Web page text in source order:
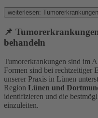
weiterlesen: Tumorerkrankungen
📌
behandeln
Tumorerkrankungen sind im
Formen sind bei rechtzeitiger
unserer Praxis in Lünen
Region Lünen und
identifizieren und die
einzuleiten.